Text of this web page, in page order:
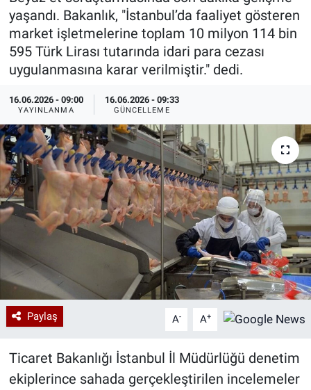
yaşandı. Bakanlık, "İstanbul’da faaliyet gösteren
market işletmelerine toplam 10 milyon 114 bin
595 Türk Lirası tutarında idari para cezası
uygulanmasına karar verilmiştir." dedi.
16.06.2026 - 09:00
YAYINLANMA
16.06.2026 - 09:33
GÜNCELLEME
Paylaş A- A+
Ticaret Bakanlığı İstanbul İl Müdürlüğü denetim
ekiplerince sahada gerçekleştirilen incelemeler
Özel Haberler
Yazarlar
Dünya
Medya
Özel Haberler
Kadın
Erişim Bilgileri
Sağlık
Teknoloji
Ramazan
Haber Arşivi